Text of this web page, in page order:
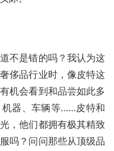
不是错的吗？我认为这
侈品行业时，像皮特这
机会看到和品尝如此多
机器、车辆等……皮特和
，他们都拥有极其精致
吗？问问那些从顶级品